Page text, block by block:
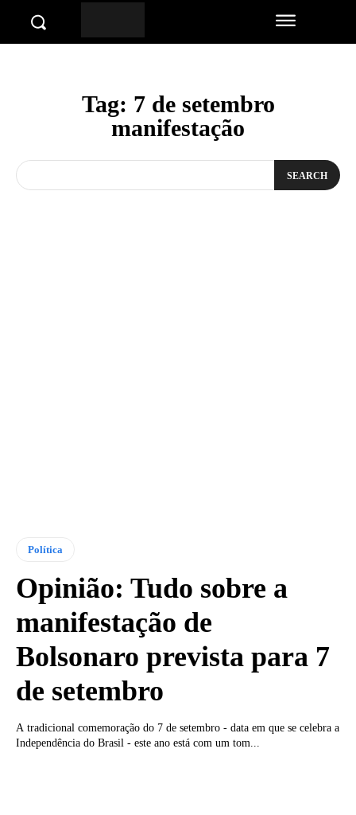
Tag: 7 de setembro
manifestação
SEARCH
Política
Opinião: Tudo sobre a
manifestação de
Bolsonaro prevista para 7
de setembro
A tradicional comemoração do 7 de setembro - data em que se celebra a
Independência do Brasil - este ano está com um tom...